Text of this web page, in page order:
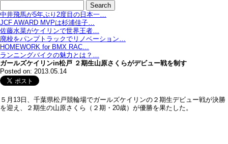
中井飛馬が5年ぶり2度目の日本一…
JCF AWARD MVPは杉浦佳子…
佐藤水菜がケイリンで世界王者…
廃校をパンプトラックでリノベーション…
HOMEWORK for BMX RAC…
ランニングバイクの魅力とは？…
ガールズケイリンin松戸 ２期生山原さくらがデビュー戦を制す
Posted on: 2013.05.14
５月13日、千葉県松戸競輪場でガールズケイリンの２期生デビュー戦が決勝
を迎え、２期生の山原さくら（２期・20歳）が優勝を果たした。